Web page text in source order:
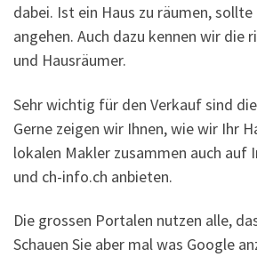
dabei. Ist ein Haus zu räumen,
angehen. Auch dazu kennen wir die
und Hausräumer.
Sehr wichtig für den Verkauf sind
Gerne zeigen wir Ihnen, wie wir Ihr
lokalen Makler zusammen auch
und ch-info.ch anbieten.
Die grossen Portalen nutzen alle,
Schauen Sie aber mal was Google